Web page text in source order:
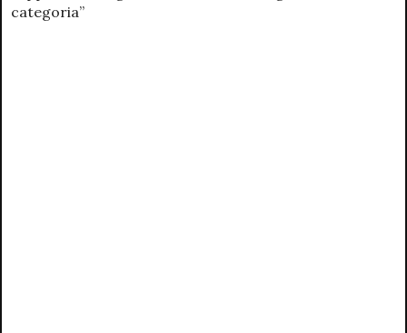
categoria”